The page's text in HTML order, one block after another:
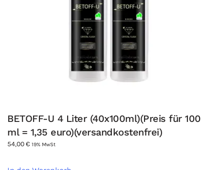
BETOFF-U 4 Liter (40x100ml)(Preis für 100
ml = 1,35 euro)(versandkostenfrei)
54,00€ 19% MwSt